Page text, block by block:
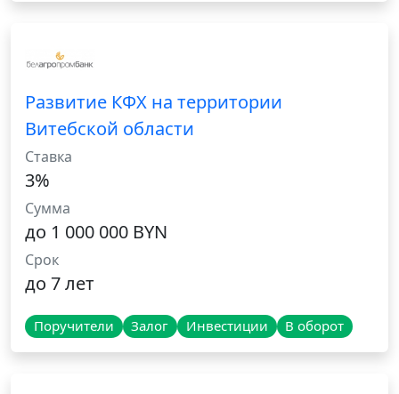
Развитие КФХ на территории
Витебской области
Ставка
3%
Сумма
до 1 000 000 BYN
Срок
до 7 лет
Поручители Залог Инвестиции В оборот